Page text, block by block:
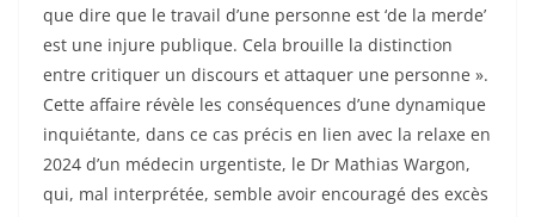
que dire que le travail d’une personne est ‘de la merde’
est une injure publique. Cela brouille la distinction
entre critiquer un discours et attaquer une personne ».
Cette affaire révèle les conséquences d’une dynamique
inquiétante, dans ce cas précis en lien avec la relaxe en
2024 d’un médecin urgentiste, le Dr Mathias Wargon,
qui, mal interprétée, semble avoir encouragé des excès